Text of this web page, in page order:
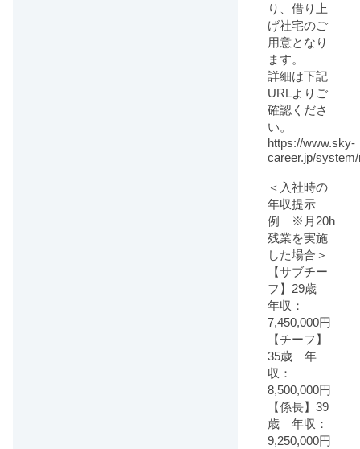
り、借り上
げ社宅のご
用意となり
ます。
詳細は下記
URLよりご
確認くださ
い。
https://www.sky-
career.jp/
＜入社時の
年収提示
例 ※月20h
残業を実施
した場合＞
【サブチー
フ】29歳
年収：
7,450,000円
【チーフ】
35歳 年
収：
8,500,000円
【係長】39
歳 年収：
9,250,000円